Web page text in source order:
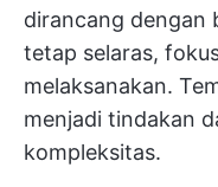
dirancang dengan
tetap selaras,
melaksanakan.
menjadi tindakan
kompleksitas.